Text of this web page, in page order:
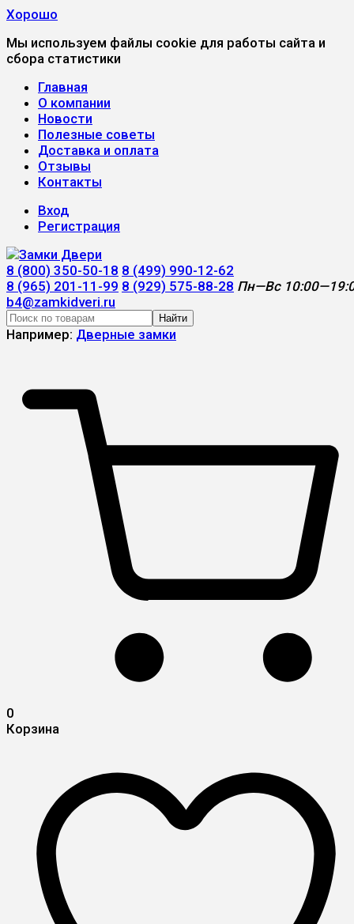
Хорошо
Мы используем файлы cookie для работы сайта и
сбора статистики
Главная
О компании
Новости
Полезные советы
Доставка и оплата
Отзывы
Контакты
Вход
Регистрация
8 (800) 350-50-18 8 (499) 990-12-62
8 (965) 201-11-99 8 (929) 575-88-28 Пн—Вс
b4@zamkidveri.ru
Найти
Например: Дверные замки
0
Корзина